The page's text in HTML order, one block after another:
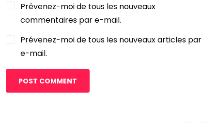
Prévenez-moi de tous les nouveaux
commentaires par e-mail.
Prévenez-moi de tous les nouveaux articles par
e-mail.
POST COMMENT